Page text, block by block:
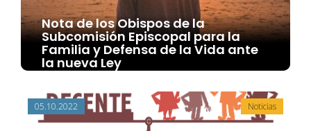
Nota de los Obispos de la
Subcomisión Episcopal para la
Familia y Defensa de la Vida ante
la nueva Ley
05.10.2022 Noticias